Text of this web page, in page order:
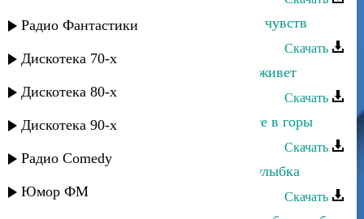
Радио Фантастики
Дискотека 70-х
Дискотека 80-х
Дискотека 90-х
Радио Comedy
Юмор ФМ
Машидат Омарасхабова - Мелодия чувств
Скачать
Машидат Омарасхабова - Любовь живет
Скачать
Машидат Омарасхабова - Пойдемте в горы
Скачать
Машидат Омарасхабова - Цветов улыбка
Скачать